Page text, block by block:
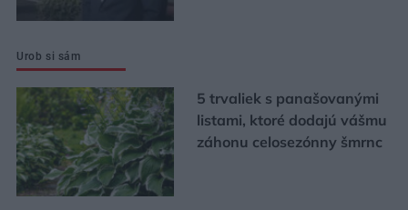
Urob si sám
5 trvaliek s panašovanými
listami, ktoré dodajú vášmu
záhonu celosezónny šmrnc